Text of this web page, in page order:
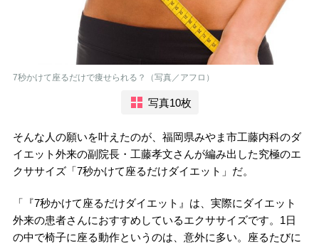
7秒かけて座るだけで痩せられる？（写真／アフロ）
写真10枚
そんな人の願いを叶えたのが、福岡県みやま市工藤内科のダ
イエット外来の副院長・工藤孝文さんが編み出した究極のエ
クササイズ「7秒かけて座るだけダイエット」だ。
「『7秒かけて座るだけダイエット』は、実際にダイエット
外来の患者さんにおすすめしているエクササイズです。1日
の中で椅子に座る動作というのは、意外に多い。座るたびに